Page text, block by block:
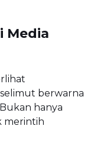
Media
berwarna
hanya
merintih